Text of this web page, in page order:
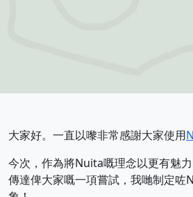
大家好。一直以嚟非常感謝大家使用
今次，作為將Nuita嘅理念以更有魅
傳達俾大家嘅一項嘗試，我哋制定咗